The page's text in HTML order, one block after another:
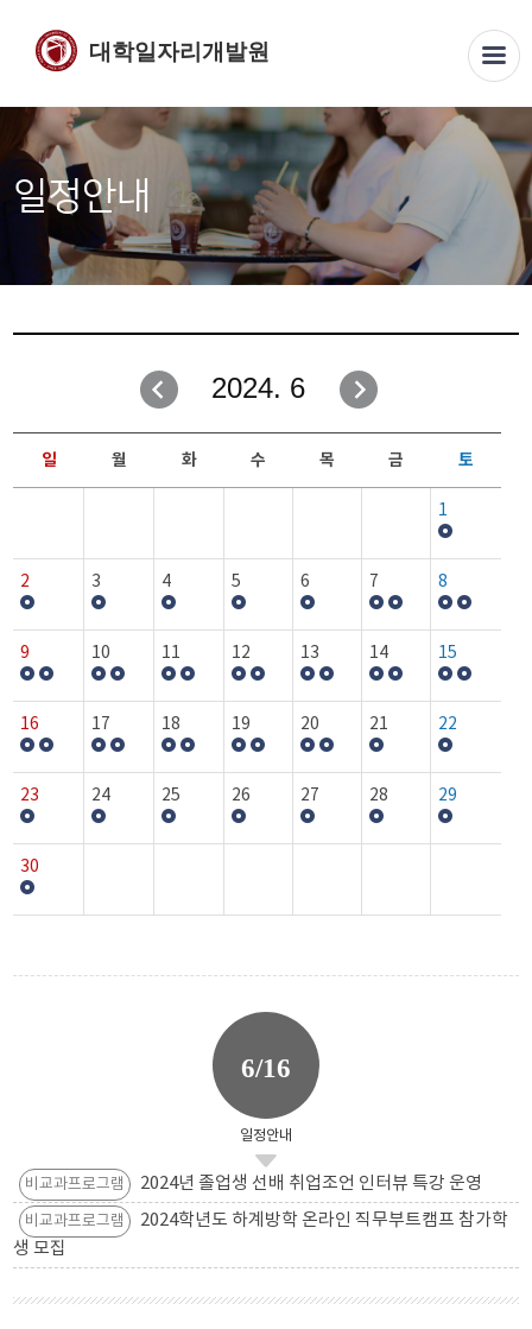
대학일자리개발원
일정안내
2024. 6
일 월 화 수 목 금 토
1
2 3 4 5 6 7 8
9 10 11 12 13 14 15
16 17 18 19 20 21 22
23 24 25 26 27 28 29
30
6/16
일정안내
비교과프로그램 2024년 졸업생 선배 취업조언 인터뷰 특강 운영
비교과프로그램
2024학년도 하계방학 온라인 직무부트캠프 참가학
생 모집